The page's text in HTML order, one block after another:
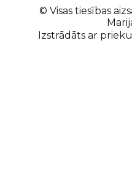
© Visas tiesības
Izstrādāts ar